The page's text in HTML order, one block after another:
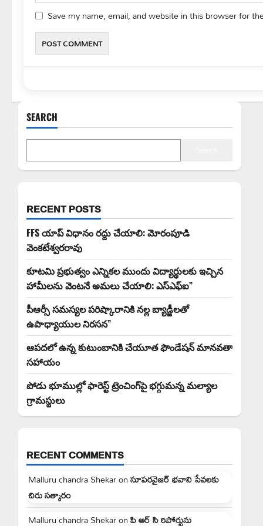
Save my name, email, and website in this browser for
SEARCH
RECENT POSTS
FFS యాప్ విధానం రద్దు చేయాలి: మోరంపూడి
వెంకటేశ్వరరావు
కూటమి ప్రభుత్వం ఎన్నికల ముందు విద్యార్థులకు ఇచ్చిన
హామీలను వెంటనే అమలు చేయాలి: ఎస్ఎఫ్ఐ”
పీఆర్సీ సమస్యల పరిష్కారానికి నల్ల బ్యాడ్జీలతో
ఉపాధ్యాయుల నిరసన”
ఆపదలో ఉన్న కుటుంబానికి చేయూత ఫౌండేషన్ మానవతా
సహాయం
పోడు భూముల్లో ఫారెస్ట్ ట్రెంచింగ్‌పై భగ్గుమన్న మల్యాల
గ్రామస్థులు
RECENT COMMENTS
Malluru chandra Shekaronసూపరవైజర్ భవాని సేవలకు
చిరు సత్కారం
Malluru chandra Shekaronపి ఆర్ సి రిపోర్టును